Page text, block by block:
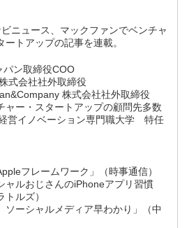
ニュース、マックファンでベンチャ
ートアップの記事を連載。
パン取締役COO
式会社社外取締役
株式会社社外取締役
ャー・スタートアップの顧問先多数
営イノベーション専門職大学 特任
フレームワーク」（時事通信）
ャルおじさんのiPhoneアプリ習慣
トルズ）
ソーシャルメディア早わかり」（中